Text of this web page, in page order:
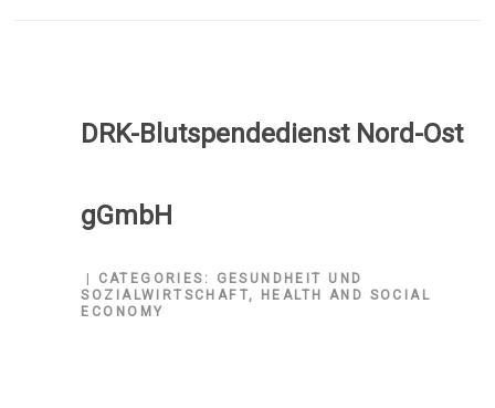
DRK-Blutspendedienst Nord-Ost
gGmbH
CATEGORIES:
GESUNDHEIT UND
SOZIALWIRTSCHAFT,
HEALTH AND SOCIAL
ECONOMY